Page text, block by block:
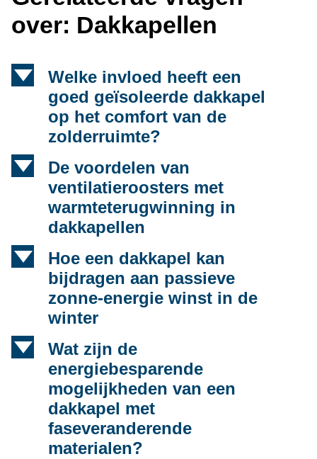
over: Dakkapellen
d
Welke invloed heeft een
goed geïsoleerde dakkapel
op het comfort van de
zolderruimte?
d
De voordelen van
ventilatieroosters met
warmteterugwinning in
dakkapellen
d
Hoe een dakkapel kan
bijdragen aan passieve
zonne-energie winst in de
winter
d
Wat zijn de
energiebesparende
mogelijkheden van een
dakkapel met
faseveranderende
materialen?